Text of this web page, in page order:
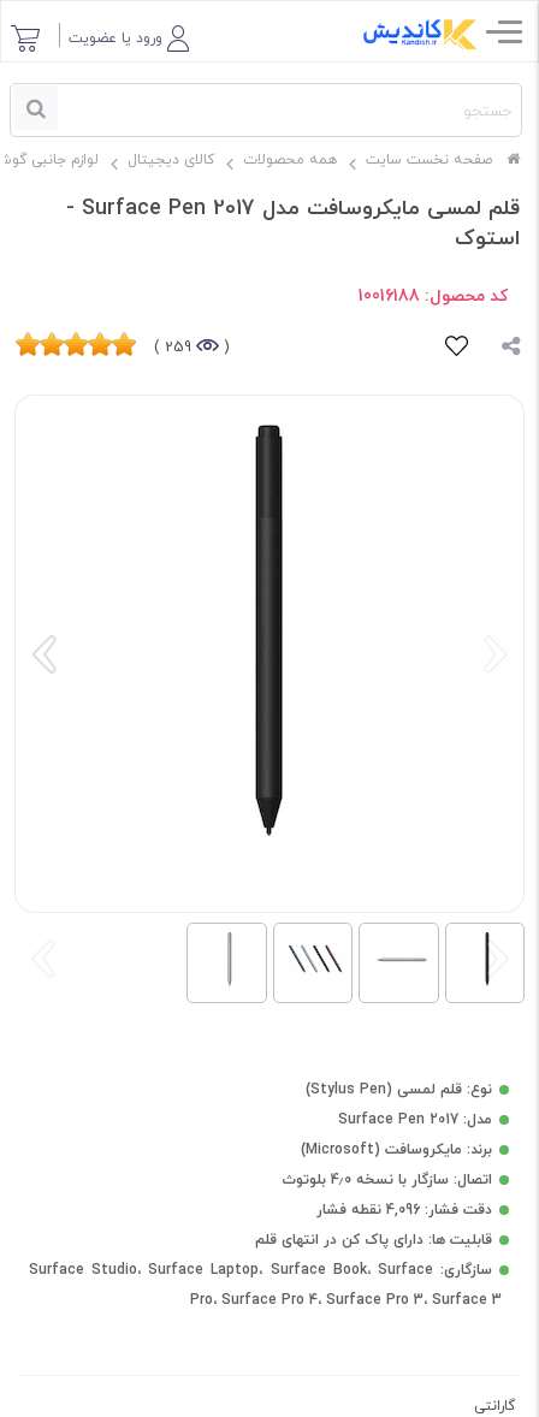
ورود یا عضویت
صفحه نخست سایت همه محصولات کالای دیجیتال لوازم جانبی
قلم لمسی مایکروسافت مدل Surface Pen 2017 -
استوک
کد محصول: 10016188
(
259 )
نوع: قلم لمسی (Stylus Pen)
مدل: Surface Pen 2017
برند: مایکروسافت (Microsoft)
اتصال: سازگار با نسخه 4٫0 بلوتوث
دقت فشار: 4,096 نقطه فشار
قابلیت ها: دارای پاک کن در انتهای قلم
سازگاری: Surface Studio، Surface Laptop، Surface Book، Surface
Pro، Surface Pro 4، Surface Pro 3، Surface 3
گارانتی